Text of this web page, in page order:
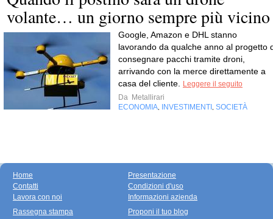
volante… un giorno sempre più vicino
Google, Amazon e DHL stanno
lavorando da qualche anno al progetto
consegnare pacchi tramite droni,
arrivando con la merce direttamente a
casa del cliente.
Leggere il seguito
Da Metallirari
ECONOMIA
INVESTIMENTI SOCIETÀ
Home
Contatti
Lavora con noi
Presentazione
Condizioni d'uso
Informazioni azienda
Rassegna stampa
Proponi il tuo blog